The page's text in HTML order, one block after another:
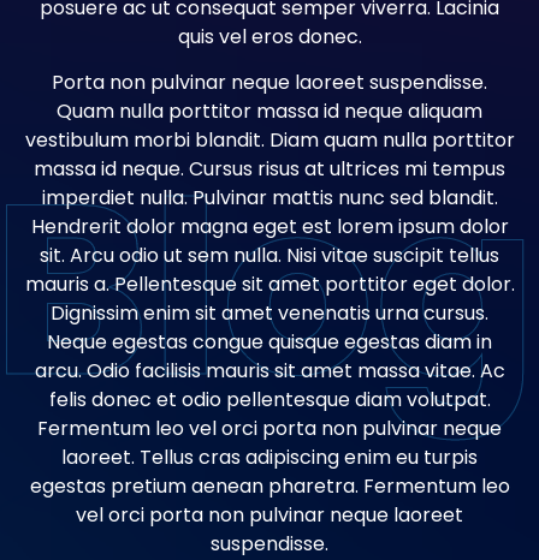
posuere ac ut consequat semper viverra. Lacinia
quis vel eros donec.
Porta non pulvinar neque laoreet suspendisse.
Quam nulla porttitor massa id neque aliquam
vestibulum morbi blandit. Diam quam nulla porttitor
massa id neque. Cursus risus at ultrices mi tempus
imperdiet nulla. Pulvinar mattis nunc sed blandit.
Hendrerit dolor magna eget est lorem ipsum dolor
sit. Arcu odio ut sem nulla. Nisi vitae suscipit tellus
mauris a. Pellentesque sit amet porttitor eget dolor.
Dignissim enim sit amet venenatis urna cursus.
Neque egestas congue quisque egestas diam in
arcu. Odio facilisis mauris sit amet massa vitae. Ac
felis donec et odio pellentesque diam volutpat.
Fermentum leo vel orci porta non pulvinar neque
laoreet. Tellus cras adipiscing enim eu turpis
egestas pretium aenean pharetra. Fermentum leo
vel orci porta non pulvinar neque laoreet
suspendisse.